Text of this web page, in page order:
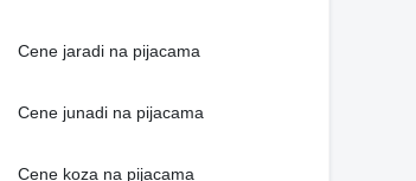
Cene jaradi na pijacama
Cene junadi na pijacama
Cene koza na pijacama